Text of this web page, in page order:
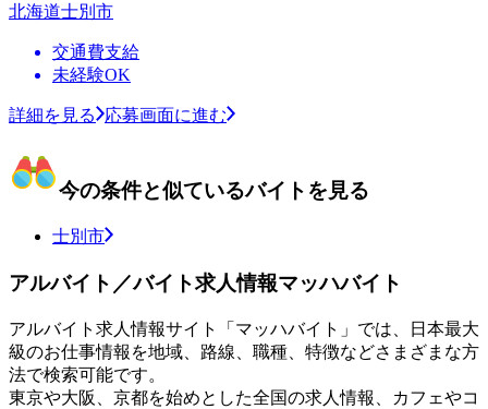
北海道士別市
交通費支給
未経験OK
詳細を見る 応募画面に進む
今の条件と似ているバイトを見る
士別市
アルバイト／バイト求人情報マッハバイト
アルバイト求人情報サイト「マッハバイト」では、日本最大
級のお仕事情報を地域、路線、職種、特徴などさまざまな方
法で検索可能です。
東京や大阪、京都を始めとした全国の求人情報、カフェやコ